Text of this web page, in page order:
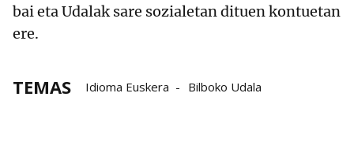
bai eta Udalak sare sozialetan dituen kontuetan
ere.
TEMAS Idioma Euskera Bilboko Udala